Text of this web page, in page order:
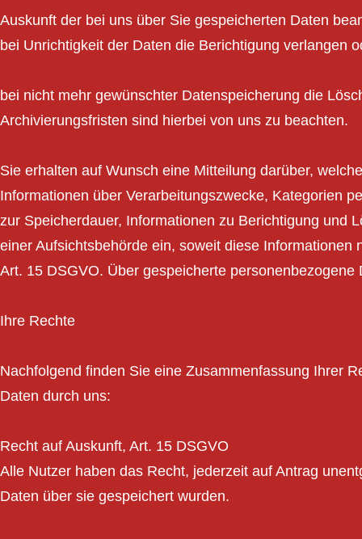
Auskunft der bei uns über Sie gespeicherten Daten
bei Unrichtigkeit der Daten die Berichtigung verlangen
bei nicht mehr gewünschter Datenspeicherung die
Archivierungsfristen sind hierbei von uns zu beachten.
Sie erhalten auf Wunsch eine Mitteilung darüber,
Informationen über Verarbeitungszwecke, Kategorien
zur Speicherdauer, Informationen zu Berichtigung und
einer Aufsichtsbehörde ein, soweit diese
Art. 15 DSGVO. Über gespeicherte
Ihre Rechte
Nachfolgend finden Sie eine Zusammenfassung Ihrer
Daten durch uns:
Recht auf Auskunft, Art. 15 DSGVO
Alle Nutzer haben das Recht, jederzeit auf Antrag
Daten über sie gespeichert wurden.